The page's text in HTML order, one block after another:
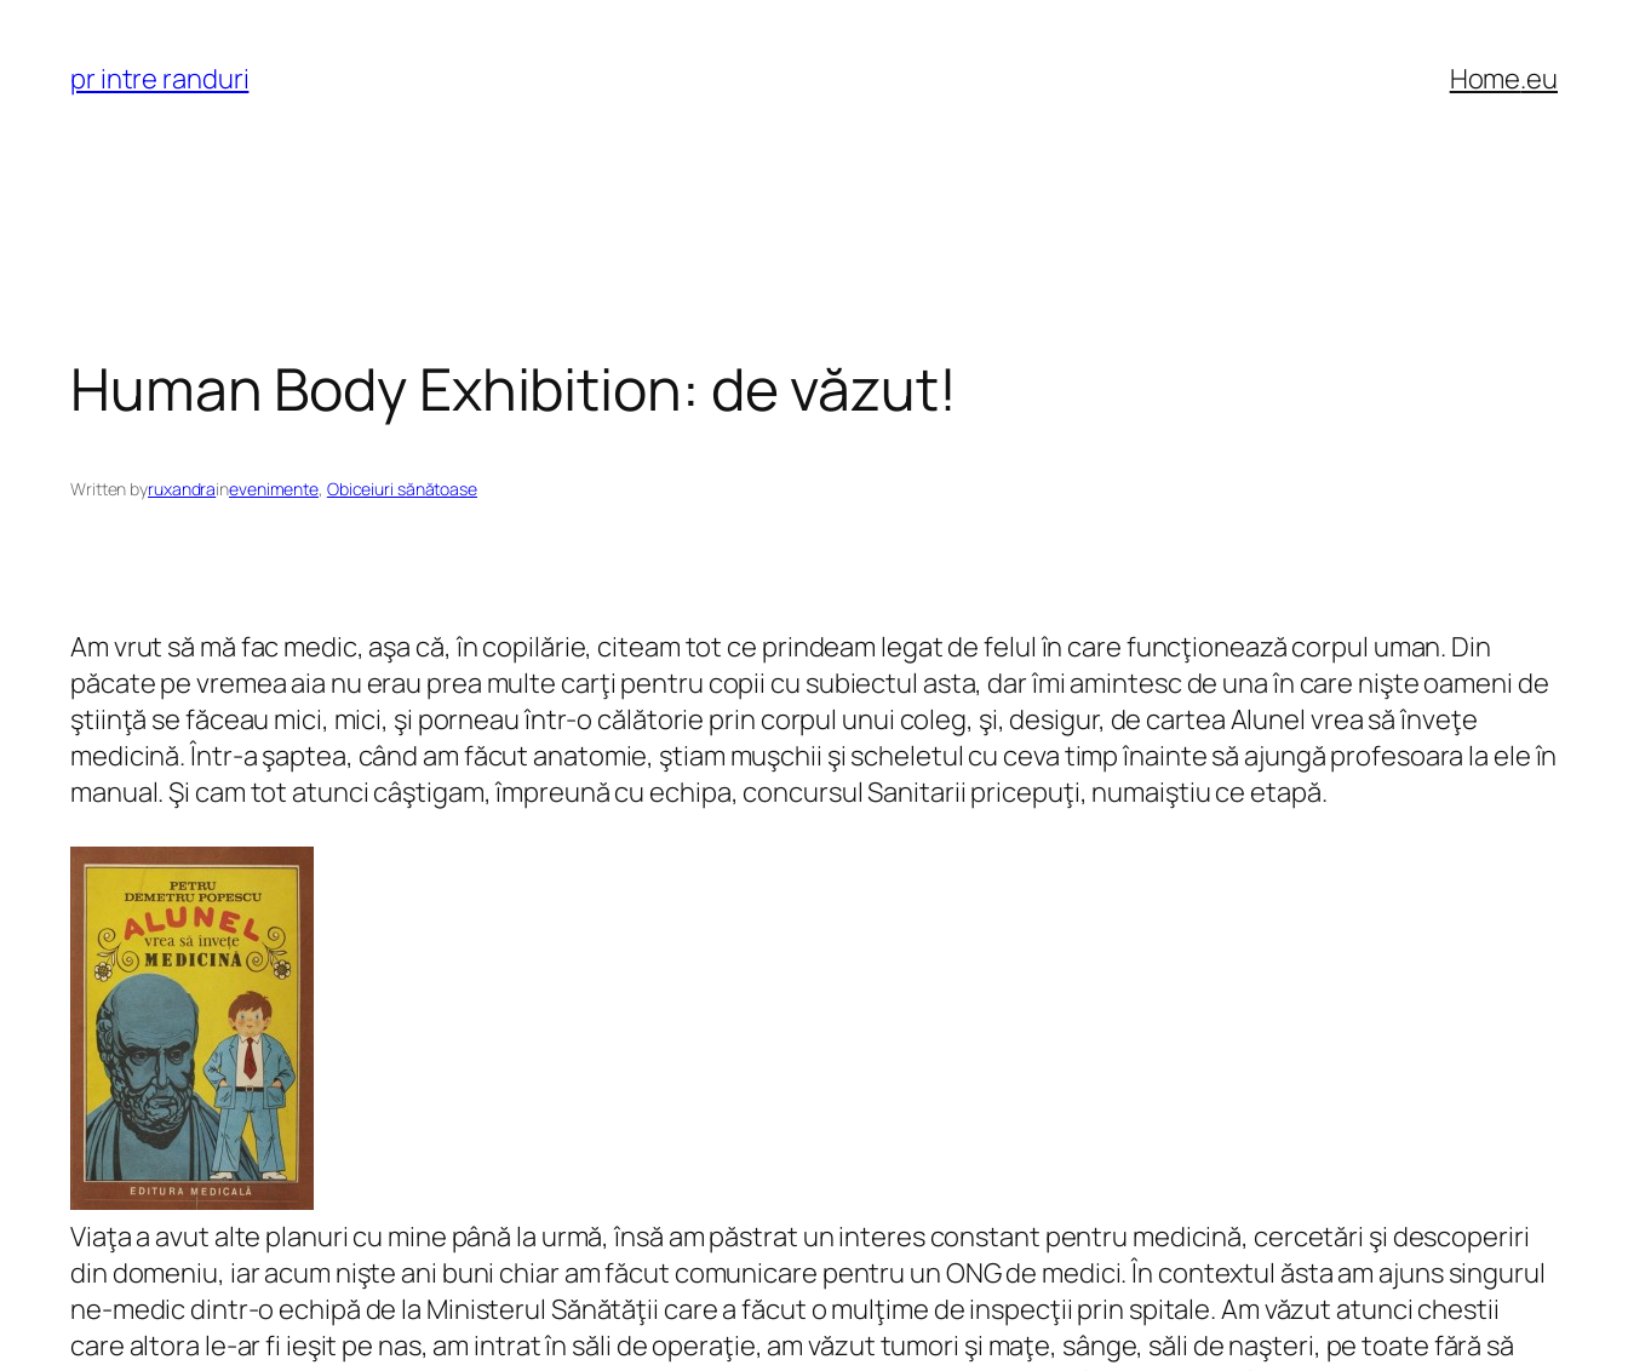
content
pr intre randuri Home.eu
Human Body Exhibition: de văzut!
Written byruxandrainevenimente, Obiceiuri sănătoase
Am vrut să mă fac medic, aşa că, în copilărie, citeam tot ce prindeam legat de felul în care funcţionează corpul uman. Din
păcate pe vremea aia nu erau prea multe carţi pentru copii cu subiectul asta, dar îmi amintesc de una în care nişte oameni de
ştiinţă se făceau mici, mici, şi porneau într-o călătorie prin corpul unui coleg, şi, desigur, de carteaAlunel vrea să înveţe
medicină. Într-a şaptea, când am făcut anatomie, ştiam muşchii şi scheletul cu ceva timp înainte să ajungă profesoara la ele în
manual. Şi cam tot atunci câştigam, împreună cu echipa, concursul Sanitarii pricepuţi, numaiştiuce etapă.
Viaţa a avut alte planuri cu mine până la urmă, însă am păstrat un interes constant pentru medicină, cercetări şi descoperiri
din domeniu, iar acum nişte ani buni chiar am făcut comunicare pentru un ONG de medici. În contextul ăsta am ajuns singurul
ne-medic dintr-o echipă de la Ministerul Sănătăţii care a făcut o mulţime de inspecţii prin spitale. Am văzut atunci chestii
care altora le-ar fi ieşit pe nas, am intrat în săli de operaţie, am văzut tumori şi maţe, sânge, săli de naşteri, pe toate fără să